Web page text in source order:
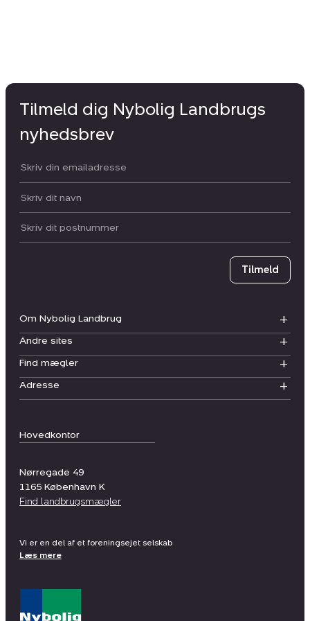
Hovedkontor
Nørregade 49
1165 København K
Find landbrugsmægler
Om Nybolig Landbrug
Andre sites
Find mægler
Adresse
Tilmeld dig Nybolig Landbrugs
nyhedsbrev
Din email:
Dit navn:
Postnummer
Tilmeld
Vi er en del af et foreningsejet selskab
Læs mere